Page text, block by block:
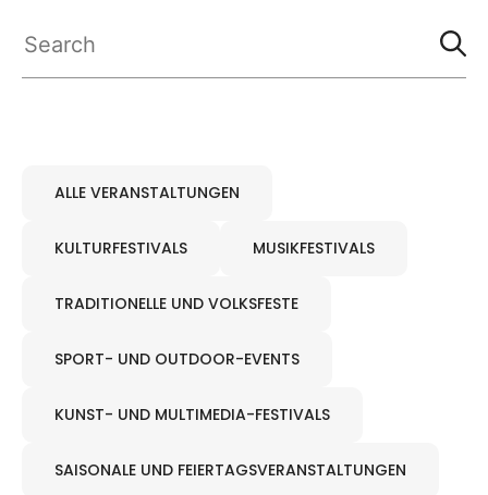
ALLE VERANSTALTUNGEN
KULTURFESTIVALS MUSIKFESTIVALS
TRADITIONELLE UND VOLKSFESTE
SPORT- UND OUTDOOR-EVENTS
KUNST- UND MULTIMEDIA-FESTIVALS
SAISONALE UND FEIERTAGSVERANSTALTUNGEN